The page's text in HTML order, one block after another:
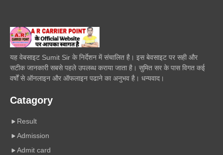
यह वेबसाइट Sumit Sir के निर्देशन में संचालित है। इस बेवसाइट पर सही और
सटीक जानकारी सबसे पहले उपलब्ध कराया जाता है। सुमित सर के पास विगत कई
वर्षों से ऑनलाइन और ऑफलाइन पढाने का अनुभव है। धन्यवाद।
Catagory
Result
Admission
Admit card